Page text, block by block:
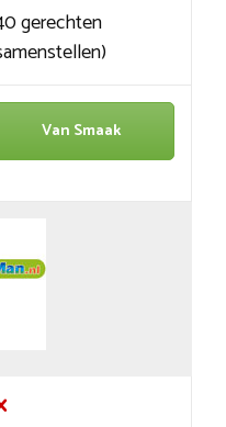
gerechten
Van Smaak